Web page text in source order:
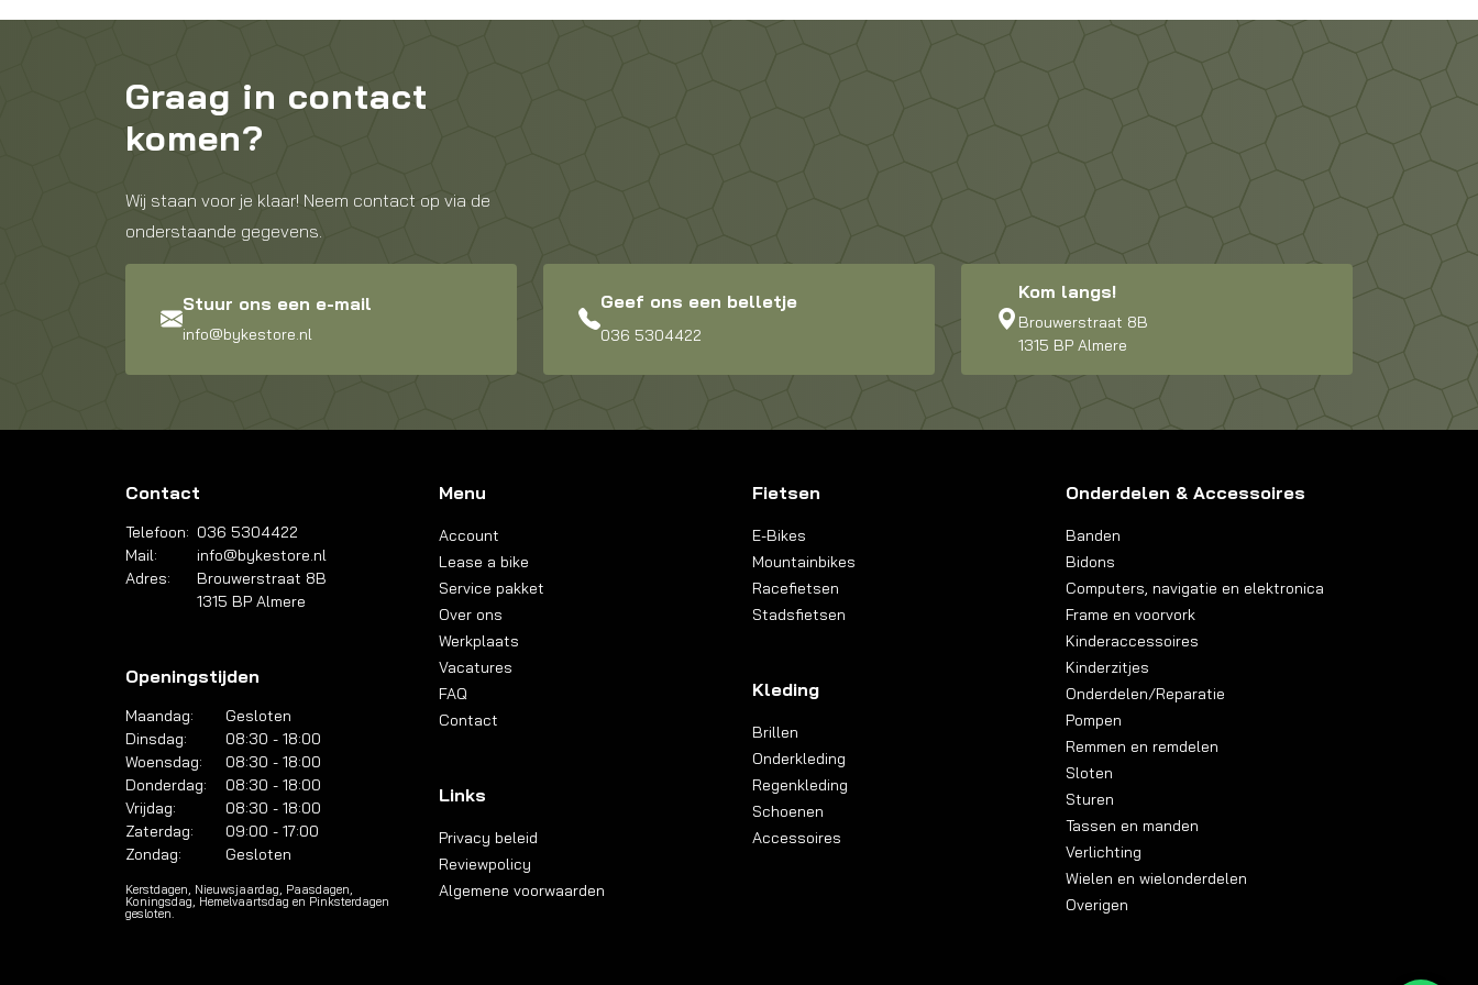
Graag in contact
komen?
Wij staan voor je klaar! Neem contact op via de
onderstaande gegevens.
Stuur ons een e-mail
info@bykestore.nl
Geef ons een belletje
036 5304422
Kom langs!
Brouwerstraat 8B
1315 BP Almere
Contact
Telefoon: 036 5304422
Mail:
info@bykestore.nl
Adres:
Brouwerstraat 8B
1315 BP Almere
Openingstijden
Maandag:
Gesloten
Dinsdag:
08:30 - 18:00
Woensdag:
08:30 - 18:00
Donderdag:
08:30 - 18:00
Vrijdag:
08:30 - 18:00
Zaterdag:
09:00 - 17:00
Zondag:
Gesloten
Kerstdagen, Nieuwsjaardag, Paasdagen,
Koningsdag, Hemelvaartsdag en Pinksterdagen
gesloten.
Menu
Account
Lease a bike
Service pakket
Over ons
Werkplaats
Vacatures
FAQ
Contact
Links
Privacy beleid
Reviewpolicy
Algemene voorwaarden
Fietsen
E-Bikes
Mountainbikes
Racefietsen
Stadsfietsen
Kleding
Brillen
Onderkleding
Regenkleding
Schoenen
Accessoires
Onderdelen & Accessoires
Banden
Bidons
Computers, navigatie en elektronica
Frame en voorvork
Kinderaccessoires
Kinderzitjes
Onderdelen/Reparatie
Pompen
Remmen en remdelen
Sloten
Sturen
Tassen en manden
Verlichting
Wielen en wielonderdelen
Overigen